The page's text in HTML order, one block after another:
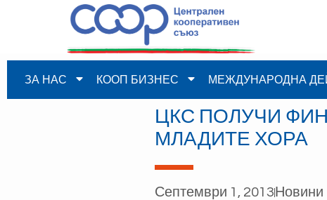
ЗА НАС КООП БИЗНЕС МЕЖДУНАРОДНА
ЦКС ПОЛУЧИ
МЛАДИТЕ ХОРА
Септември 1, 2013Новини